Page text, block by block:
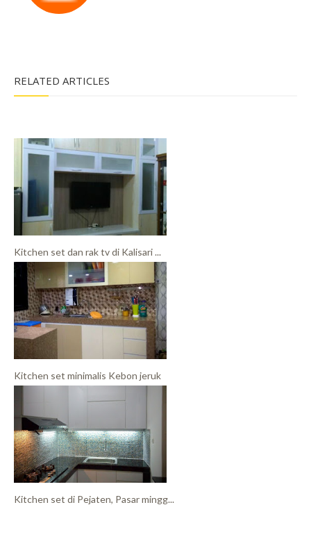
RELATED ARTICLES
Kitchen set dan rak tv di Kalisari ...
Kitchen set minimalis Kebon jeruk
Kitchen set di Pejaten, Pasar mingg...